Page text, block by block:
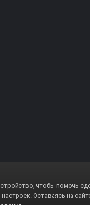
чтобы помочь
Оставаясь на